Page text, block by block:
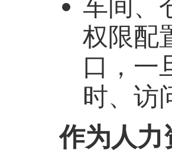
权限配
口，一
时、访
作为人力